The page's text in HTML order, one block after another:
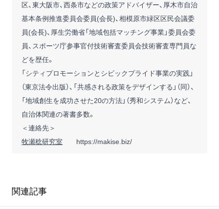
区、東大阪市、西条市などの政策アドバイザー、厚木市自治
基本条例推進委員会委員(会長)、相模原市緑区区民会議委
員(会長)、厚生労働省「地域包括マッチング事業」委員会委
員、スポーツ庁参事官付技術審査委員会技術審査専門員な
どを歴任。
「シティプロモーションとシビックプライド事業の実践」
（東京法令出版）、「共感される政策をデザインする」（同）、
「地域創生を成功させた20の方法」（秀和システム）など、
自治体関連の著書多数。
＜連絡先＞
牧瀬稔研究室
https://makise.biz/
関連記事